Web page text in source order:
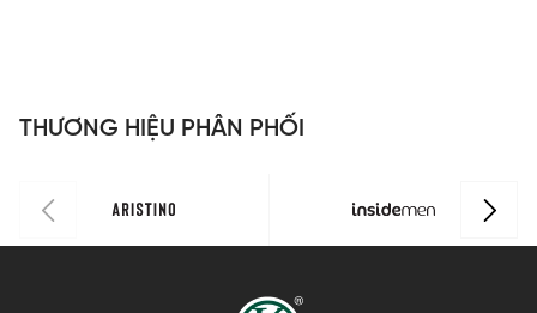
THƯƠNG HIỆU PHÂN PHỐI